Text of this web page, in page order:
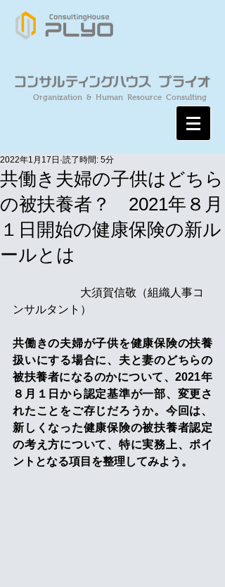
Organization & Human Resource Consulting
共働き夫婦の子供はどちら
の被扶養者？ 2021年８月
１日開始の健康保険の新ル
ールとは
2022年1月17日 読了時間: 5分
大須賀信敬（組織人事コ
ンサルタント）
共働きの夫婦が子供を健康保険の扶養
扱いにする場合に、夫と妻のどちらの
被扶養者になるのかについて、2021年
８月１日から認定基準が一部、変更さ
れたことをご存じだろうか。今回は、
新しくなった健康保険の被扶養者認定
の考え方について、特に実務上、ポイ
ントとなる項目を整理してみよう。